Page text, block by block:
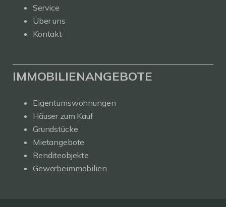
Service
Über uns
Kontakt
IMMOBILIENANGEBOTE
Eigentumswohnungen
Häuser zum Kauf
Grundstücke
Mietangebote
Renditeobjekte
Gewerbeimmobilien